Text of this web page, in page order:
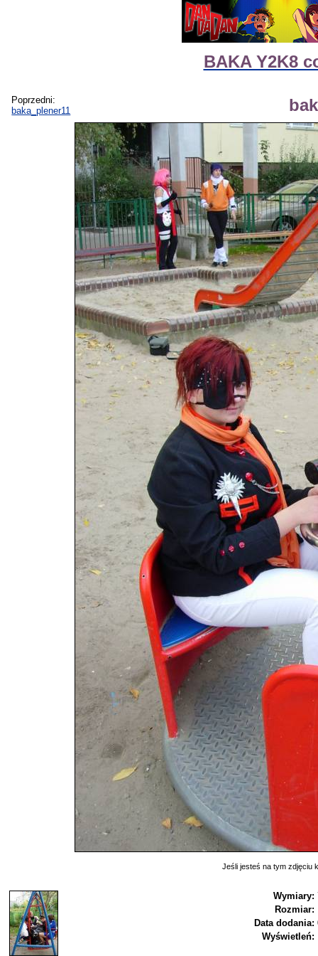
BAKA Y2K8
Poprzedni:
baka_plener11
Jeśli jesteś na tym zdjęciu
Wymiary:
Rozmiar:
Data dodania:
Wyświetleń: